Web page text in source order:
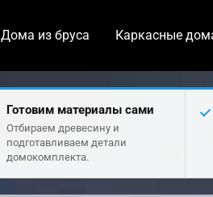
Дома из бруса Каркасные
Готовим материалы сами
Отбираем древесину и
подготавливаем детали
домокомплекта.